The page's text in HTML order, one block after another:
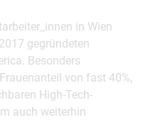
in Wien
gegründeten
Besonders
von fast 40%,
High-Tech-
auch weiterhin